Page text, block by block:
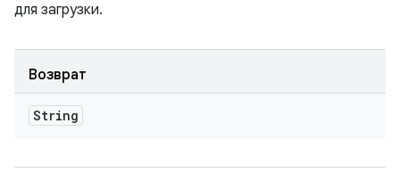
для загрузки.
Возврат
String